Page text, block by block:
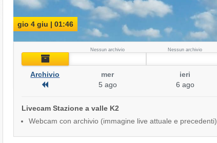
gio 4 giu | 01:46
Archivio
Nessun archivio Nessun archivio
Archivio
Archivio
mer
5 ago
ieri
6 ago
Livecam Stazione a valle K2
Webcam con archivio (immagine live attuale e precedenti)